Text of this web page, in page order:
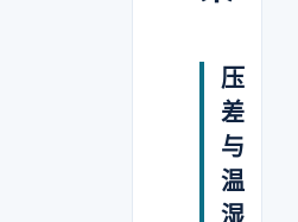
压
差
与
温
湿